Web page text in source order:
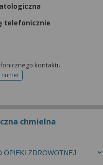
telefonicznie
kontaktu
numerdo rejestracji
chmielna
OPIEKI ZDROWOTNEJ